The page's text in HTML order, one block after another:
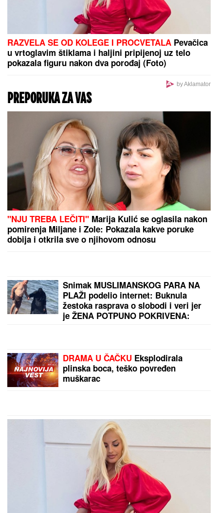
LANČANI SUDAR NA GAZELI Jedna
osoba odmah prevezena u bolnicu,
stvaraju se gužve
otkrio kakvi su odnosi u porodici -
sad je sve jasno